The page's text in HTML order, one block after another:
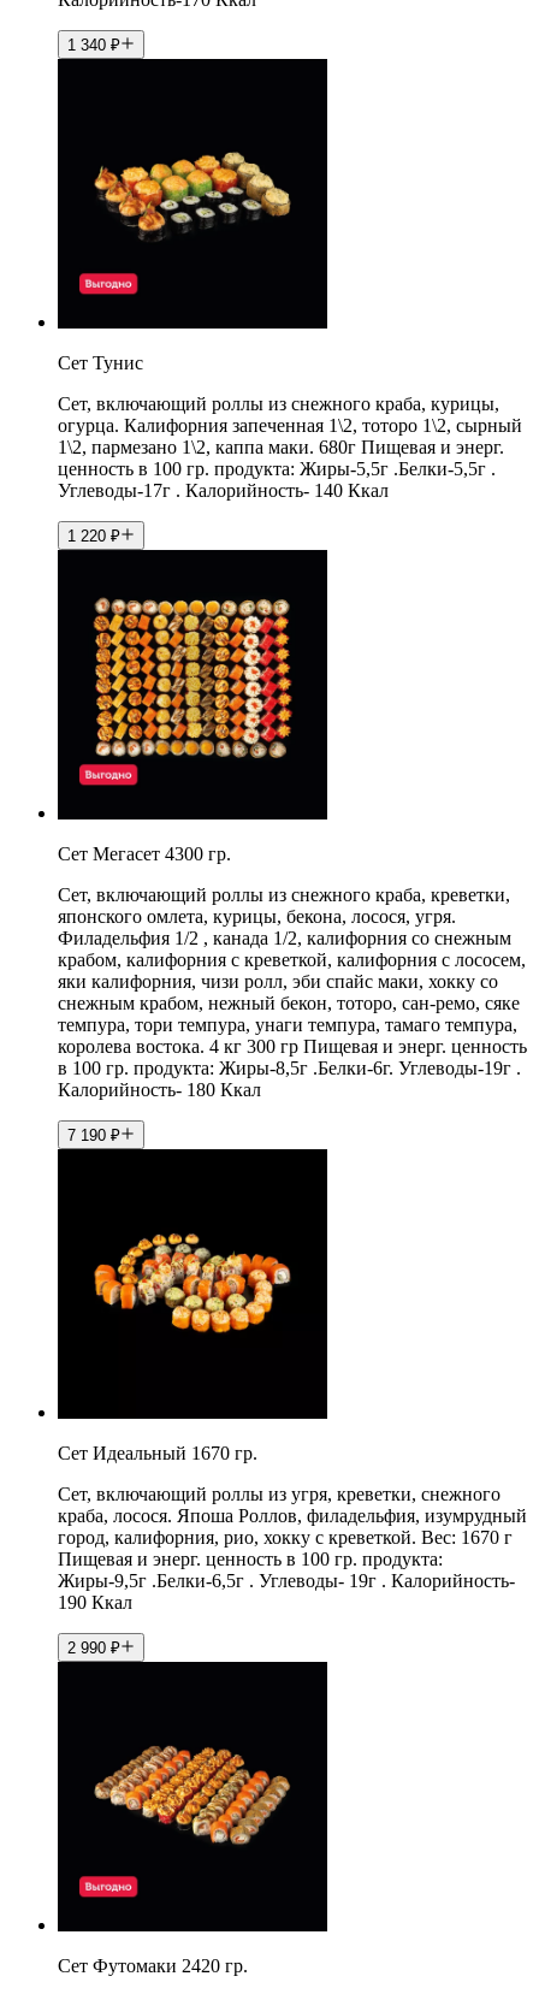
1 340 ₽
Сет Тунис
Сет, включающий роллы из снежного краба, курицы,
огурца. Калифорния запеченная 1\2, тоторо 1\2, сырный
1\2, пармезано 1\2, каппа маки. 680г Пищевая и энерг.
ценность в 100 гр. продукта: Жиры-5,5г .Белки-5,5г .
Углеводы-17г . Калорийность- 140 Ккал
1 220 ₽
Сет Мегасет 4300 гр.
Сет, включающий роллы из снежного краба, креветки,
японского омлета, курицы, бекона, лосося, угря.
Филадельфия 1/2 , канада 1/2, калифорния со снежным
крабом, калифорния с креветкой, калифорния с лососем,
яки калифорния, чизи ролл, эби спайс маки, хокку со
снежным крабом, нежный бекон, тоторо, сан-ремо, сяке
темпура, тори темпура, унаги темпура, тамаго темпура,
королева востока. 4 кг 300 гр Пищевая и энерг. ценность
в 100 гр. продукта: Жиры-8,5г .Белки-6г. Углеводы-19г .
Калорийность- 180 Ккал
7 190 ₽
Сет Идеальный 1670 гр.
Сет, включающий роллы из угря, креветки, снежного
краба, лосося. Япоша Роллов, филадельфия, изумрудный
город, калифорния, рио, хокку с креветкой. Вес: 1670 г
Пищевая и энерг. ценность в 100 гр. продукта:
Жиры-9,5г .Белки-6,5г . Углеводы- 19г . Калорийность-
190 Ккал
2 990 ₽
Сет Футомаки 2420 гр.